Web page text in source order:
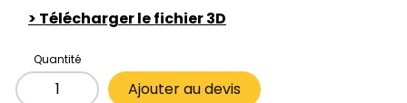
> Télécharger le fichier 3D
Quantité
Ajouter au devis